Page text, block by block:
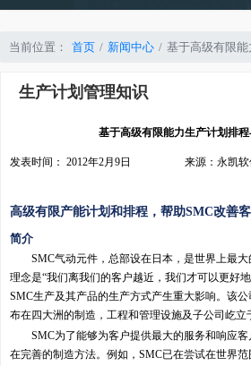
当前位置： 首页 新闻中心 基于高级有限
生产计划管理知识
基于高级有限能力生产计划排
发表时间： 2012年2月9日 来源：永凯软件
高级有限产能计划和排程，帮助SMC改善
简介
SMC气动元件，总部设在日本，是世界上最大
理念是“我们离我们的客户越近，我们才可以更好
SMC生产及其产品的生产方式产生重大影响。该
布在四大洲的制造，工程和管理设施及子公司屹立
SMC为了能够为客户提供最大的服务和响应客
在完善的制造方法。例如，SMC已在尝试在世界